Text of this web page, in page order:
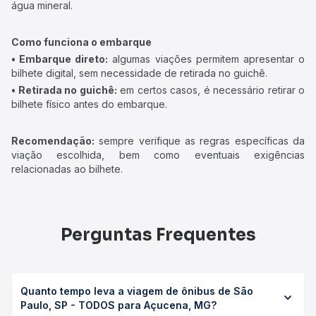
água mineral.
Como funciona o embarque
• Embarque direto: algumas viações permitem apresentar o
bilhete digital, sem necessidade de retirada no guichê.
• Retirada no guichê: em certos casos, é necessário retirar o
bilhete físico antes do embarque.
Recomendação: sempre verifique as regras específicas da
viação escolhida, bem como eventuais exigências
relacionadas ao bilhete.
Perguntas Frequentes
Quanto tempo leva a viagem de ônibus de São
Paulo, SP - TODOS para Açucena, MG?